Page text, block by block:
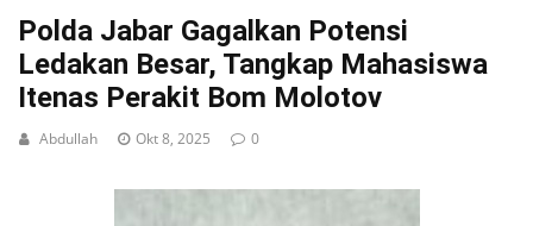
Polda Jabar Gagalkan Potensi
Ledakan Besar, Tangkap Mahasiswa
Itenas Perakit Bom Molotov
Abdullah Okt 8, 2025 0